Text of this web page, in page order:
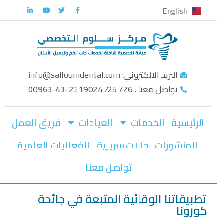
تخطى
إلى
English
البريد الالكتروني: info@salloumdental.com
تواصل معنا : 26/ 25/ 2319024-43-00963
الرئيسية الخدمات العيادات
فريق العمل
المنشورات حالات سريرية الفعاليات العلمية
تواصل معنا
تطبيقاتنا الوقائية المتبعة في جائحة
كورونا